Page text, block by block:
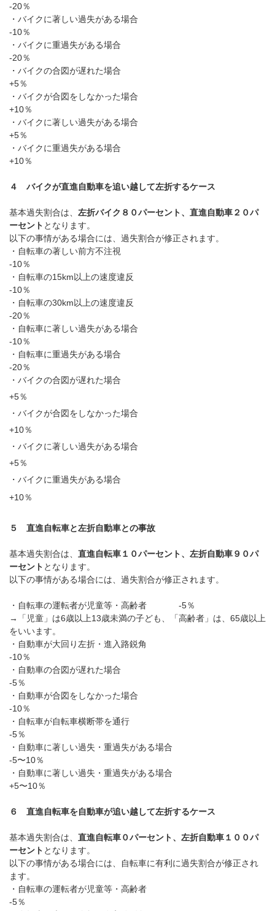
-20％
・バイクに著しい過失がある場合
-10％
・バイクに重過失がある場合
-20％
・バイクの合図が遅れた場合
+5％
・バイクが合図をしなかった場合
+10％
・バイクに著しい過失がある場合
+5％
・バイクに重過失がある場合
+10％
４ バイクが直進自動車を追い越して左折するケース
基本過失割合は、 左折バイク８０パーセント、直進自動車２０パ
ーセント となります。
以下の事情がある場合には、過失割合が修正されます。
・自転車の著しい前方不注視
-10％
・自転車の15km以上の速度違反
-10％
・自転車の30km以上の速度違反
-20％
・自転車に著しい過失がある場合
-10％
・自転車に重過失がある場合
-20％
・バイクの合図が遅れた場合
+5％
・バイクが合図をしなかった場合
+10％
・バイクに著しい過失がある場合
+5％
・バイクに重過失がある場合
+10％
５ 直進自転車と左折自動車との事故
基本過失割合は、 直進自転車１０パーセント、左折自動車９０パ
ーセント となります。
以下の事情がある場合には、過失割合が修正されます。
・自転車の運転者が児童等・高齢者-5％
→「児童」は6歳以上13歳未満の子ども、「高齢者」は、 65歳以上
をいいます。
・自動車が大回り左折・進入路鋭角
-10％
・自動車の合図が遅れた場合
-5％
・自動車が合図をしなかった場合
-10％
・自転車が自転車横断帯を通行
-5％
・自動車に著しい過失・重過失がある場合
-5〜10％
・自動車に著しい過失・重過失がある場合
+5〜10％
６ 直進自転車を自動車が追い越して左折するケース
基本過失割合は、 直進自転車０パーセント、左折自動車１００パ
ーセント となります。
以下の事情がある場合には、自転車に有利に過失割合が修正され
ます。
・自転車の運転者が児童等・高齢者
-5％